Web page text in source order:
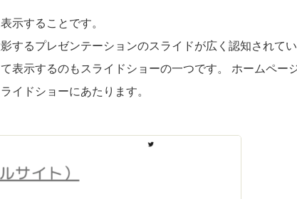
示することです。
するプレゼンテーションのスライドが広く認知されて
表示するのもスライドショーの一つです。 ホームペー
イドショーにあたります。